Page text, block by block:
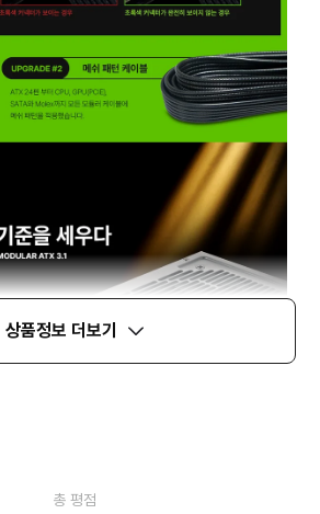
상품정보 더보기
총 평점